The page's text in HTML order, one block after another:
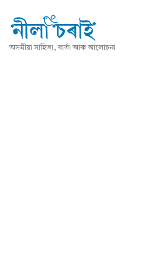
অসমীয়া সাহিত্য, বাৰ্তা আৰু আলোচনা